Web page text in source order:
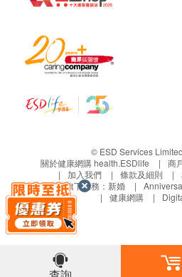
項目不作折扣扣或退款，亦
不可與會員優惠、商會優惠
不可享受保險直付服務。
注意事項：
繁體中文版本為準。
免責聲明：
如有爭議，健康網購
家保留最後決定權。
所有健康檢查/服務並非
途。當閣下身體健康出現
© ESD Services
關於健康網購 health.ESDlife
商
加入我們
條款及細則
生活易旗下業務： 新婚
健康網購